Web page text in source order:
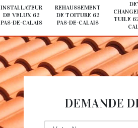
INSTALLATEUR
DE VELUX 62
PAS-DE-CALAIS
REHAUSSEMENT
DE TOITURE 62
PAS-DE-CALAIS
TUILE
DEMANDE